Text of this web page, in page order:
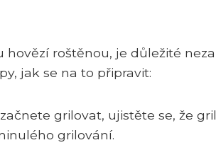
roštěnou, je důležité
jak se na to připravit:
grilovat, ujistěte se, že
grilování.